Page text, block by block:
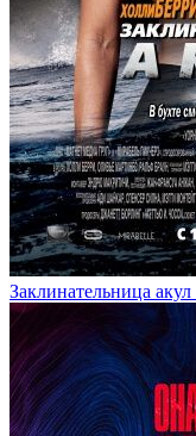
Заклинательница акул